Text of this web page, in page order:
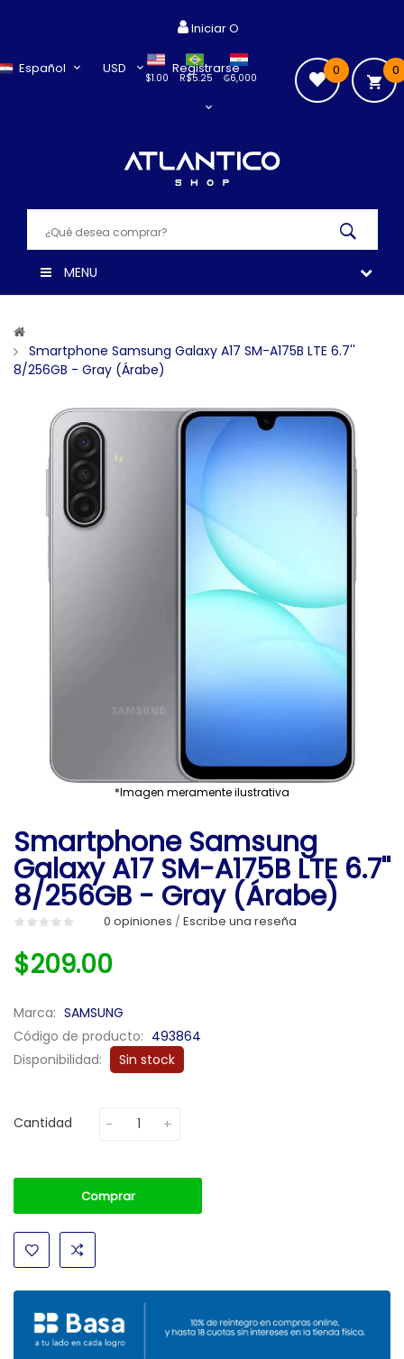
Español USD
$1.00 ₲6,000
R$5.25
Iniciar O
Registrarse 0
0
MENU
Smartphone Samsung Galaxy A17 SM-A175B LTE 6.7''
8/256GB - Gray (Árabe)
*Imagen meramente ilustrativa
Smartphone Samsung
Galaxy A17 SM-A175B LTE 6.7''
8/256GB - Gray (Árabe)
0 opiniones / Escribe una reseña
$209.00
Marca: SAMSUNG
Código de producto: 493864
Disponibilidad:
Sin stock
Cantidad
Comprar